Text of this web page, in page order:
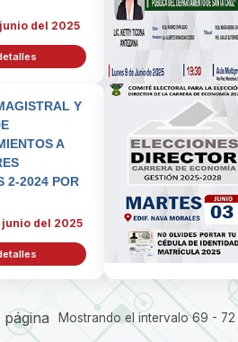
del 2025
Y
A
2-2024 POR
junio del 2025
Mostrando el intervalo 69 - 72